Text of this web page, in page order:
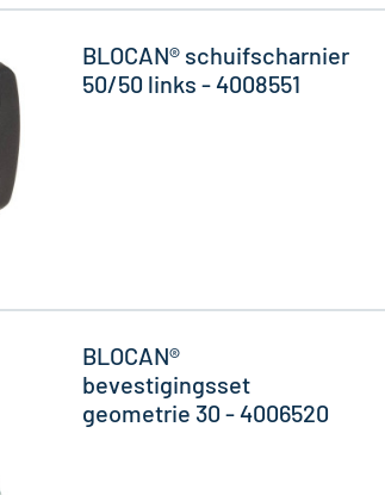
BLOCAN® schuifscharnier
50/50 links - 4008551
BLOCAN®
bevestigingsset
geometrie 30 - 4006520